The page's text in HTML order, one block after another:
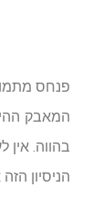
פנחס
המאבק
בהווה.
הניסיון